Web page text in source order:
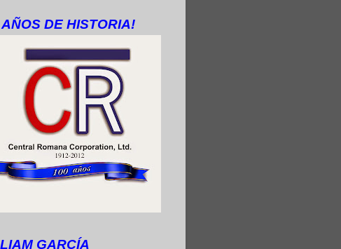
DE HISTORIA!
GARCÍA